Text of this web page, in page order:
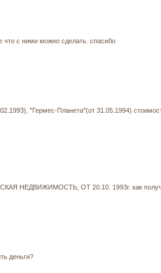
что с ними можно сделать. спасибо
"Гермес-Планета"(от 31.05.1994)
НЕДВИЖИМОСТЬ, ОТ 20.10. 1993г. как
деньги?